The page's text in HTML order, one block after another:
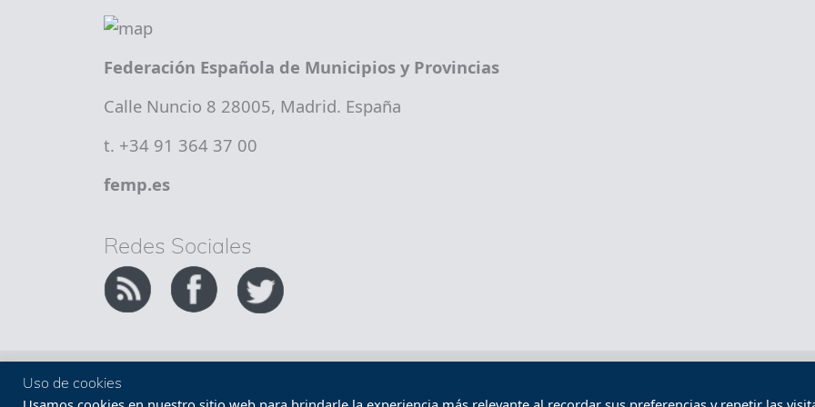
Federación Española de Municipios y Provincias
Calle Nuncio 8 28005, Madrid. España
t. +34 91 364 37 00
femp.es
Redes Sociales
Uso de cookies